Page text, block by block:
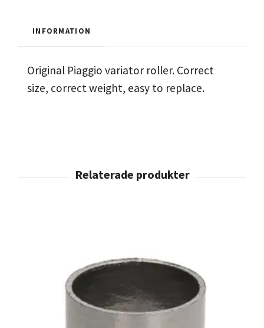
INFORMATION
Original Piaggio variator roller. Correct
size, correct weight, easy to replace.